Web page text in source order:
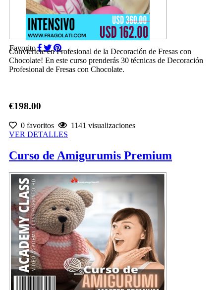
Favorito
Conviértete en Profesional de la Decoración de Fresas con
Chocolate! En este curso prenderás 30 técnicas de Decoración
Profesional de Fresas con Chocolate.
€198.00
0 favoritos
1141 visualizaciones
VER DETALLES
Curso de Amigurumis Premium